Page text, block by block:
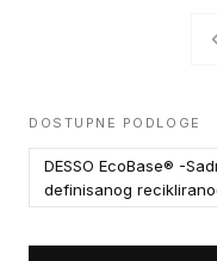
DOSTUPNE PODLOGE
DESSO EcoBase® -
definisanog